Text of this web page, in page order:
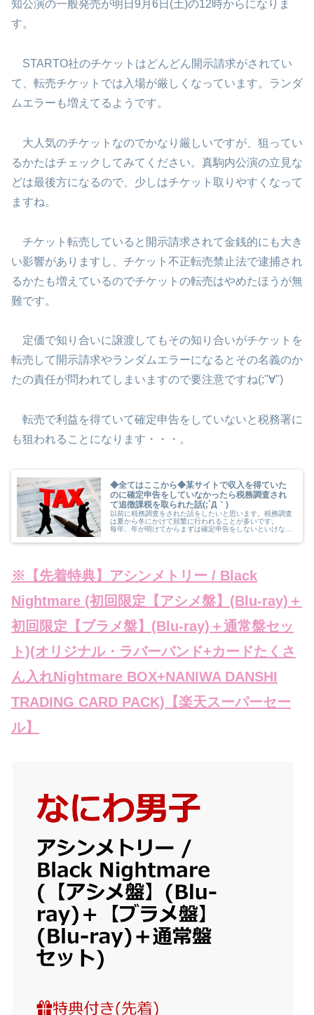
知公演の一般発売が明日9月6日(土)の12時からになりま
す。
STARTO社のチケットはどんどん開示請求がされてい
て、転売チケットでは入場が厳しくなっています。ランダ
ムエラーも増えてるようです。
大人気のチケットなのでかなり厳しいですが、狙ってい
るかたはチェックしてみてください。真駒内公演の立見な
どは最後方になるので、少しはチケット取りやすくなって
ますね。
チケット転売していると開示請求されて金銭的にも大き
い影響がありますし、チケット不正転売禁止法で逮捕され
るかたも増えているのでチケットの転売はやめたほうが無
難です。
定価で知り合いに譲渡してもその知り合いがチケットを
転売して開示請求やランダムエラーになるとその名義のか
たの責任が問われてしまいますので要注意ですね(;''∀'')
転売で利益を得ていて確定申告をしていないと税務署に
も狙われることになります・・・。
◆全てはここから◆某サイトで収入を得ていた
のに確定申告をしていなかったら税務調査され
て追徴課税を取られた話(;´Д｀)
以前に税務調査をされた話をしたいと思います。税務調査
は夏から冬にかけて頻繁に行われることが多いです。
毎年、年が明けてからまずは確定申告をしないといけない
っている日本株やアメリカ株、投資
※【先着特典】アシンメトリー / Black
Nightmare (初回限定【アシメ盤】(Blu-ray)＋
初回限定【ブラメ盤】(Blu-ray)＋通常盤セッ
ト)(オリジナル・ラバーバンド+カードたくさ
ん入れNightmare BOX+NANIWA DANSHI
TRADING CARD PACK)【楽天スーパーセー
ル】